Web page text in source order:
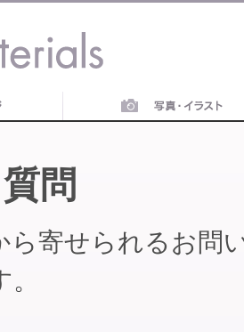
問
ら寄せられるお問